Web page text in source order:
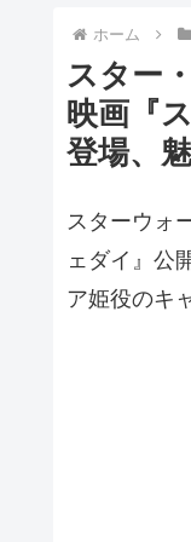
ホーム
スター
映画『
登場、
スターウォ
ェダイ』公
ア姫役のキ